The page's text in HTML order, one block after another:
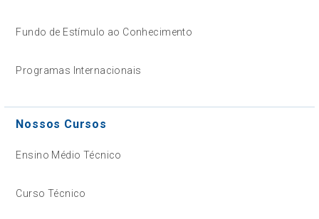
Fundo de Estímulo ao Conhecimento
Programas Internacionais
Nossos Cursos
Ensino Médio Técnico
Curso Técnico